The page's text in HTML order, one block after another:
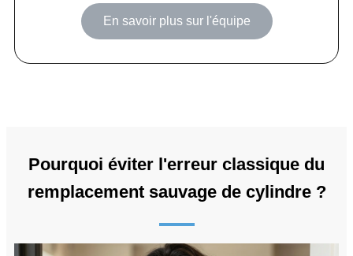
En savoir plus sur l'équipe
Pourquoi éviter l'erreur classique du
remplacement sauvage de cylindre ?